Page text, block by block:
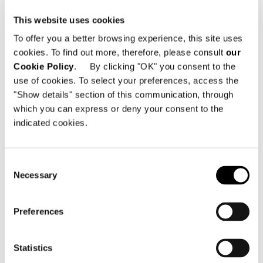
This website uses cookies
To offer you a better browsing experience, this site uses
cookies. To find out more, therefore, please consult our
Cookie Policy. By clicking "OK" you consent to the
use of cookies. To select your preferences, access the
"Show details" section of this communication, through
which you can express or deny your consent to the
indicated cookies.
Selection
Necessary
Preferences
Statistics
les contextes résidentiels que de l’hôtellerie
et de la restauration. Un hommage
revendiqué du designer au savoir-faire sur
mesure de Minotti qui s’exprime notamment
à travers la présence de nombreux détails
haute couture comme le ruban "tape" qui
retient les pieds de la structure tout en
renforçant l’attrait du siège dans son
Location